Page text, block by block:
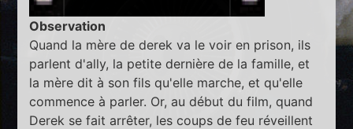
Observation
Quand la mère de derek va le voir en prison, ils
parlent d'ally, la petite dernière de la famille, et
la mère dit à son fils qu'elle marche, et qu'elle
commence à parler. Or, au début du film, quand
Derek se fait arrêter, les coups de feu réveillent